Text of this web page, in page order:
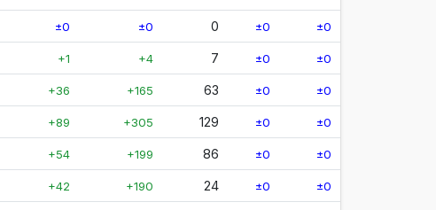
±0 ±0 0 ±0 ±0
+1 +4 7 ±0 ±0
+36 +165 63 ±0 ±0
+89 +305 129 ±0 ±0
+54 +199 86 ±0 ±0
+42 +190 24 ±0 ±0